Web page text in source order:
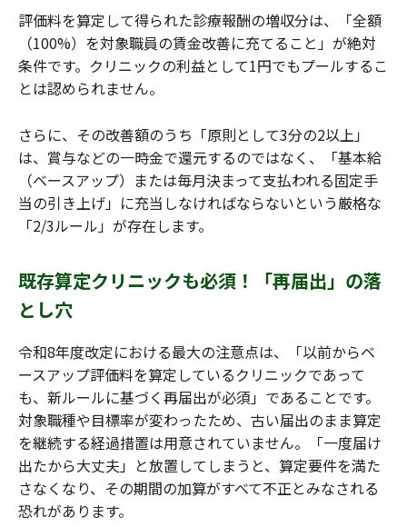
評価料を算定して得られた診療報酬の増収分は、「全額
（100%）を対象職員の賃金改善に充てること」が絶対
条件です。クリニックの利益として1円でもプールするこ
とは認められません。
さらに、その改善額のうち「原則として3分の2以上」
は、賞与などの一時金で還元するのではなく、「基本給
（ベースアップ）または毎月決まって支払われる固定手
当の引き上げ」に充当しなければならないという厳格な
「2/3ルール」が存在します。
既存算定クリニックも必須！「再届出」の落
とし穴
令和8年度改定における最大の注意点は、「以前からベ
ースアップ評価料を算定しているクリニックであって
も、新ルールに基づく再届出が必須」であることです。
対象職種や目標率が変わったため、古い届出のまま算定
を継続する経過措置は用意されていません。「一度届け
出たから大丈夫」と放置してしまうと、算定要件を満た
さなくなり、その期間の加算がすべて不正とみなされる
恐れがあります。